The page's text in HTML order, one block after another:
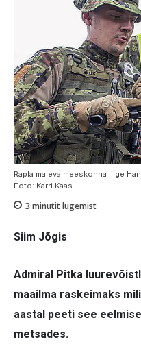
Rapla maleva meeskonna liige
Foto: Karri Kaas
3 minutit lugemist
Siim Jõgis
Admiral Pitka
maailma raskeimaks
aastal peeti see
metsades.